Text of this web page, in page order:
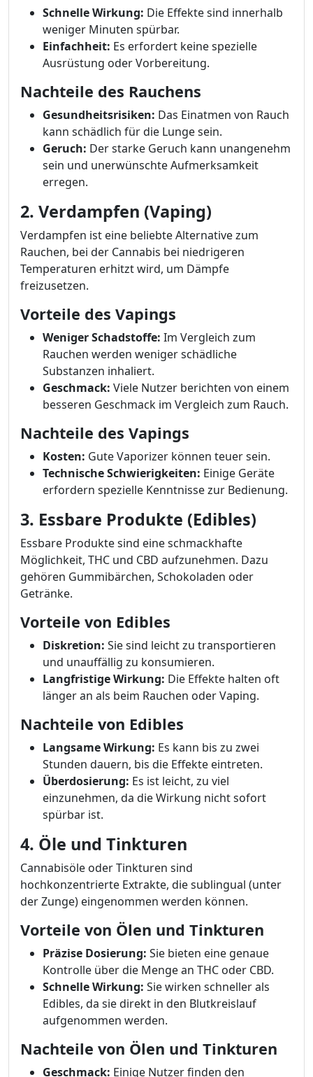
Schnelle Wirkung: Die Effekte sind innerhalb
weniger Minuten spürbar.
Einfachheit: Es erfordert keine spezielle
Ausrüstung oder Vorbereitung.
Nachteile des Rauchens
Gesundheitsrisiken: Das Einatmen von Rauch
kann schädlich für die Lunge sein.
Geruch: Der starke Geruch kann unangenehm
sein und unerwünschte Aufmerksamkeit
erregen.
2. Verdampfen (Vaping)
Verdampfen ist eine beliebte Alternative zum
Rauchen, bei der Cannabis bei niedrigeren
Temperaturen erhitzt wird, um Dämpfe
freizusetzen.
Vorteile des Vapings
Weniger Schadstoffe: Im Vergleich zum
Rauchen werden weniger schädliche
Substanzen inhaliert.
Geschmack: Viele Nutzer berichten von einem
besseren Geschmack im Vergleich zum Rauch.
Nachteile des Vapings
Kosten: Gute Vaporizer können teuer sein.
Technische Schwierigkeiten: Einige Geräte
erfordern spezielle Kenntnisse zur Bedienung.
3. Essbare Produkte (Edibles)
Essbare Produkte sind eine schmackhafte
Möglichkeit, THC und CBD aufzunehmen. Dazu
gehören Gummibärchen, Schokoladen oder
Getränke.
Vorteile von Edibles
Diskretion: Sie sind leicht zu transportieren
und unauffällig zu konsumieren.
Langfristige Wirkung: Die Effekte halten oft
länger an als beim Rauchen oder Vaping.
Nachteile von Edibles
Langsame Wirkung: Es kann bis zu zwei
Stunden dauern, bis die Effekte eintreten.
Überdosierung: Es ist leicht, zu viel
einzunehmen, da die Wirkung nicht sofort
spürbar ist.
4. Öle und Tinkturen
Cannabisöle oder Tinkturen sind
hochkonzentrierte Extrakte, die sublingual (unter
der Zunge) eingenommen werden können.
Vorteile von Ölen und Tinkturen
Präzise Dosierung: Sie bieten eine genaue
Kontrolle über die Menge an THC oder CBD.
Schnelle Wirkung: Sie wirken schneller als
Edibles, da sie direkt in den Blutkreislauf
aufgenommen werden.
Nachteile von Ölen und Tinkturen
Geschmack: Einige Nutzer finden den